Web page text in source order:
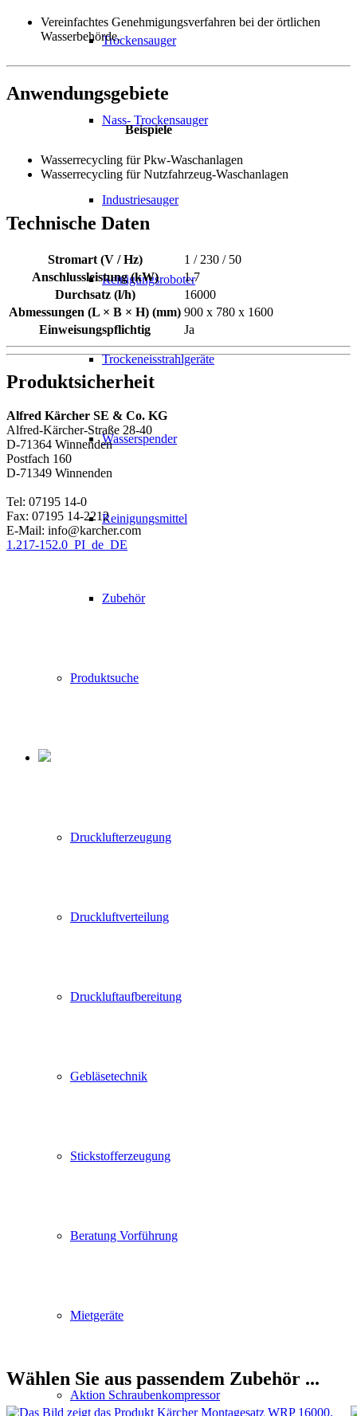
Trockensauger
Nass- Trockensauger
Industriesauger
Reinigungsroboter
Trockeneisstrahlgeräte
Wasserspender
Reinigungsmittel
Zubehör
Produktsuche
Drucklufterzeugung
Druckluftverteilung
Druckluftaufbereitung
Gebläsetechnik
Stickstofferzeugung
Beratung Vorführung
Mietgeräte
Aktion Schraubenkompressor
Vereinfachtes Genehmigungsverfahren bei der örtlichen
Wasserbehörde.
Anwendungsgebiete
Beispiele
Wasserrecycling für Pkw-Waschanlagen
Wasserrecycling für Nutzfahrzeug-Waschanlagen
Technische Daten
Stromart (V / Hz)
1 / 230 / 50
Anschlussleistung (kW)
1.7
Durchsatz (l/h)
16000
Abmessungen (L × B × H) (mm) 900 x 780 x 1600
Einweisungspflichtig
Ja
Produktsicherheit
Alfred Kärcher SE & Co. KG
Alfred-Kärcher-Straße 28-40
D-71364 Winnenden
Postfach 160
D-71349 Winnenden
Tel: 07195 14-0
Fax: 07195 14-2212
E-Mail: info@karcher.com
1.217-152.0_PI_de_DE
Wählen Sie aus passendem Zubehör ...